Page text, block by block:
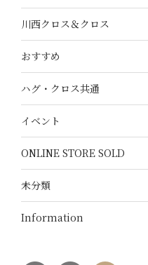
川西クロス＆クロス
おすすめ
ハグ・クロス共通
イベント
ONLINE STORE SOLD
未分類
Information